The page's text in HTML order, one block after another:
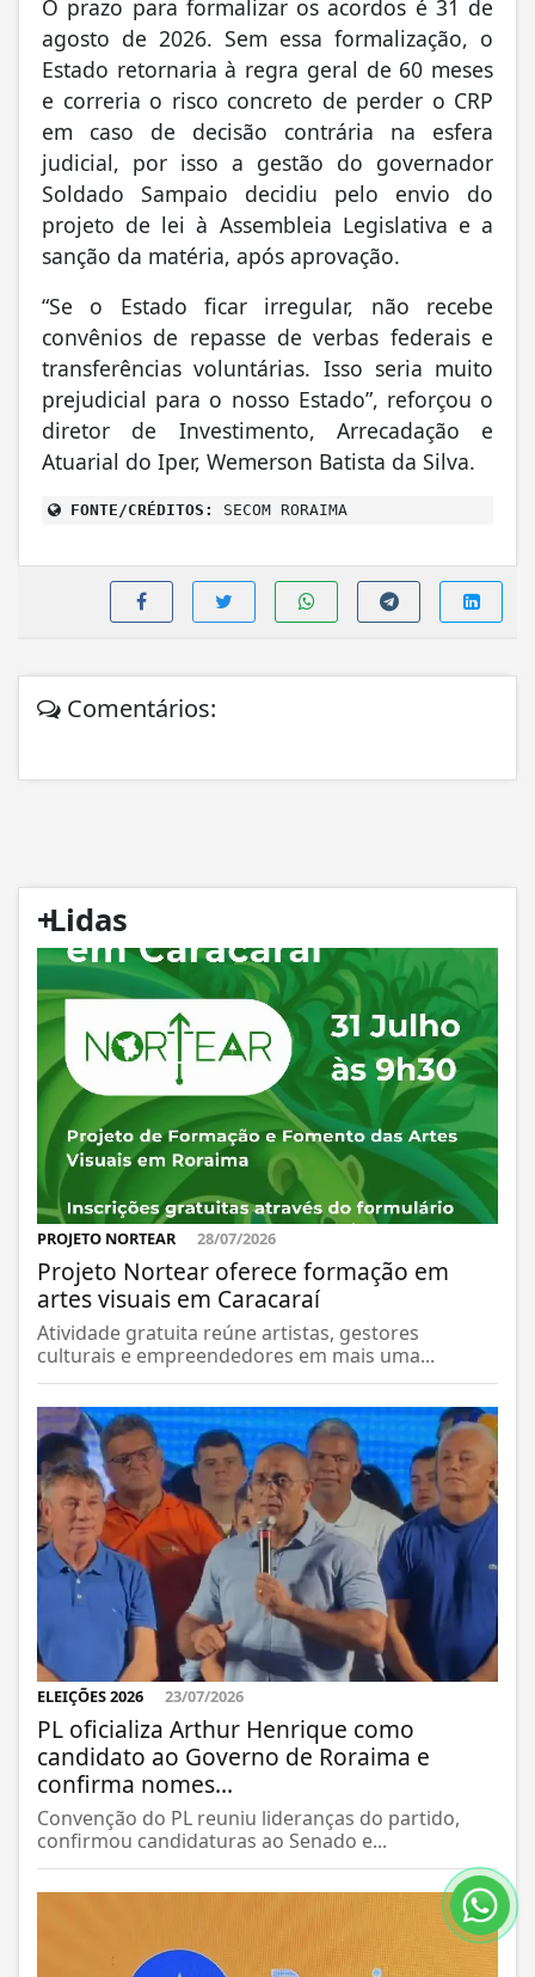
O prazo para formalizar os acordos é 31 de
agosto de 2026. Sem essa formalização, o
Estado retornaria à regra geral de 60 meses
e correria o risco concreto de perder o CRP
em caso de decisão contrária na esfera
judicial, por isso a gestão do governador
Soldado Sampaio decidiu pelo envio do
projeto de lei à Assembleia Legislativa e a
sanção da matéria, após aprovação.
“Se o Estado ficar irregular, não recebe
convênios de repasse de verbas federais e
transferências voluntárias. Isso seria muito
prejudicial para o nosso Estado”, reforçou o
diretor de Investimento, Arrecadação e
Atuarial do Iper, Wemerson Batista da Silva.
FONTE/CRÉDITOS: SECOM RORAIMA
Comentários:
+
Lidas
PROJETO NORTEAR 28/07/2026
Projeto Nortear oferece formação em
artes visuais em Caracaraí
Atividade gratuita reúne artistas, gestores
culturais e empreendedores em mais uma...
ELEIÇÕES 2026 23/07/2026
PL oficializa Arthur Henrique como
candidato ao Governo de Roraima e
confirma nomes...
Convenção do PL reuniu lideranças do partido,
confirmou candidaturas ao Senado e...